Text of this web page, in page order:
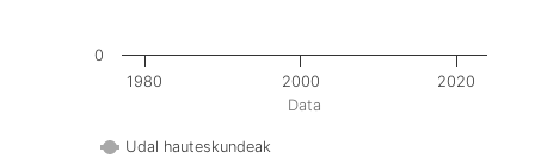
Data
Udal hauteskundeak
1980 2000 2020
0